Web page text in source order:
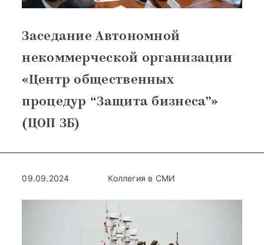
Заседание Автономной
некоммерческой организации
«Центр общественных
процедур “Защита бизнеса”»
(ЦОП ЗБ)
09.09.2024 Коллегия в СМИ